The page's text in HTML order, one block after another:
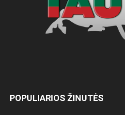
POPULIARIOS ŽINUTĖS